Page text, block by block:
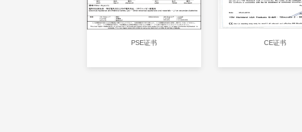
PSE证书 CE证书